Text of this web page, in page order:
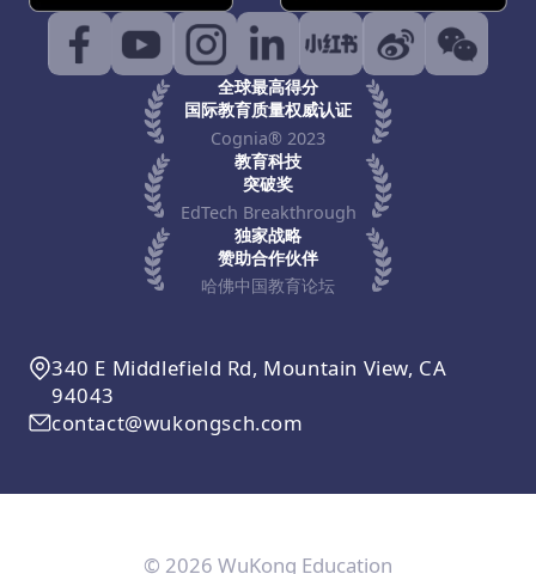
全球最高得分
国际教育质量权威认证
Cognia® 2023
教育科技
突破奖
EdTech Breakthrough
独家战略
赞助合作伙伴
哈佛中国教育论坛
340 E Middlefield Rd, Mountain View, CA
94043
contact@wukongsch.com
© 2026 WuKong Education